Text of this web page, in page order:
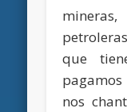
que
nos